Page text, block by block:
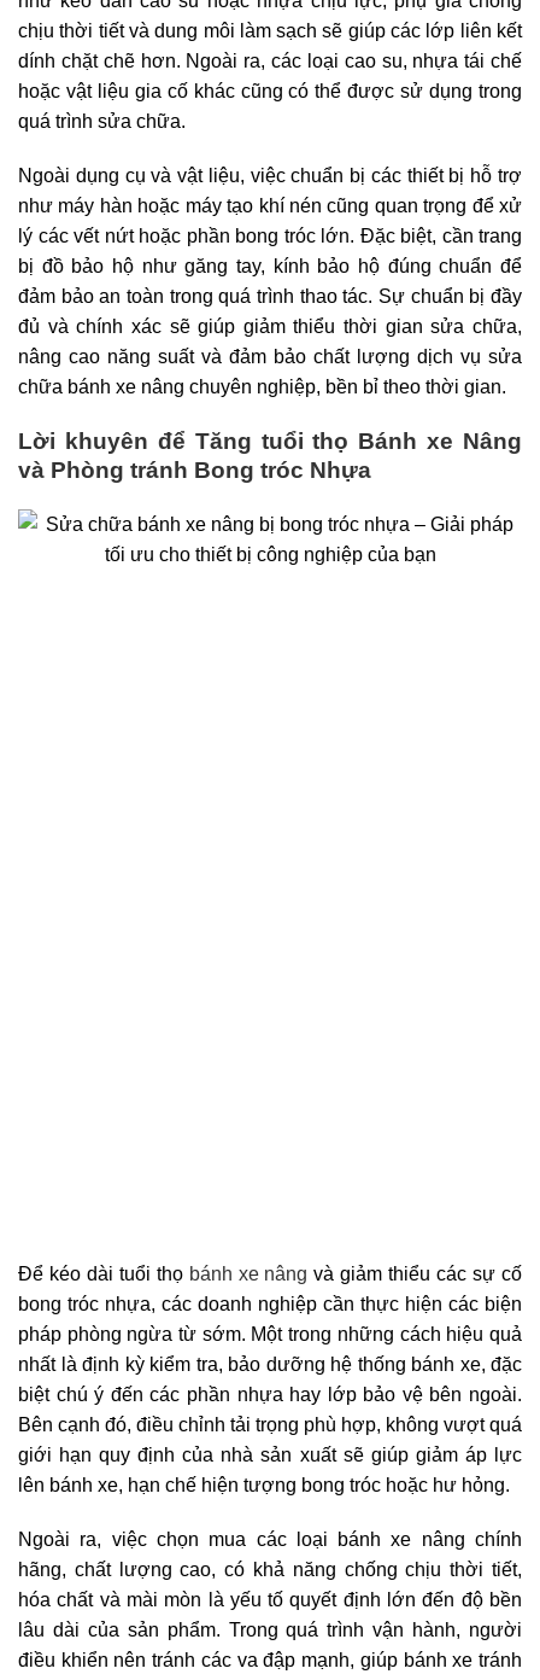
chịu thời tiết và dung môi làm sạch sẽ giúp các lớp liên kết
dính chặt chẽ hơn. Ngoài ra, các loại cao su, nhựa tái chế
hoặc vật liệu gia cố khác cũng có thể được sử dụng trong
quá trình sửa chữa.
Ngoài dụng cụ và vật liệu, việc chuẩn bị các thiết bị hỗ trợ
như máy hàn hoặc máy tạo khí nén cũng quan trọng để xử
lý các vết nứt hoặc phần bong tróc lớn. Đặc biệt, cần trang
bị đồ bảo hộ như găng tay, kính bảo hộ đúng chuẩn để
đảm bảo an toàn trong quá trình thao tác. Sự chuẩn bị đầy
đủ và chính xác sẽ giúp giảm thiểu thời gian sửa chữa,
nâng cao năng suất và đảm bảo chất lượng dịch vụ sửa
chữa bánh xe nâng chuyên nghiệp, bền bỉ theo thời gian.
Lời khuyên để Tăng tuổi thọ Bánh xe Nâng
và Phòng tránh Bong tróc Nhựa
Để kéo dài tuổi thọ bánh xe nâng và giảm thiểu các sự cố
bong tróc nhựa, các doanh nghiệp cần thực hiện các biện
pháp phòng ngừa từ sớm. Một trong những cách hiệu quả
nhất là định kỳ kiểm tra, bảo dưỡng hệ thống bánh xe, đặc
biệt chú ý đến các phần nhựa hay lớp bảo vệ bên ngoài.
Bên cạnh đó, điều chỉnh tải trọng phù hợp, không vượt quá
giới hạn quy định của nhà sản xuất sẽ giúp giảm áp lực
lên bánh xe, hạn chế hiện tượng bong tróc hoặc hư hỏng.
Ngoài ra, việc chọn mua các loại bánh xe nâng chính
hãng, chất lượng cao, có khả năng chống chịu thời tiết,
hóa chất và mài mòn là yếu tố quyết định lớn đến độ bền
lâu dài của sản phẩm. Trong quá trình vận hành, người
điều khiển nên tránh các va đập mạnh, giúp bánh xe tránh